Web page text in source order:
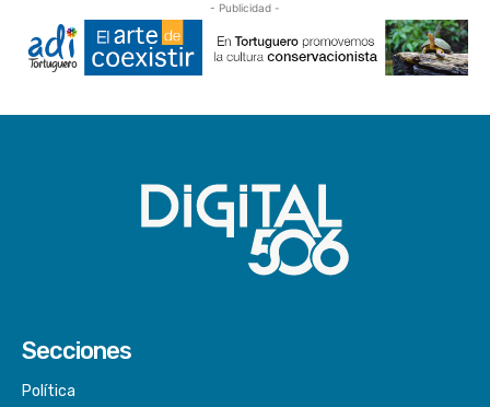
- Publicidad -
Secciones
Política